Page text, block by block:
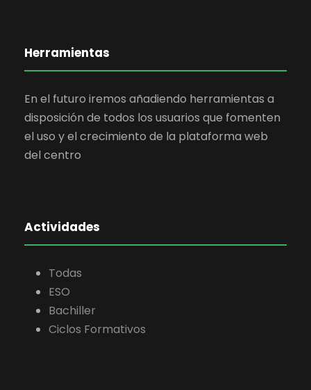
Herramientas
En el futuro iremos añadiendo herramientas a
disposición de todos los usuarios que fomenten
el uso y el crecimiento de la plataforma web
del centro
Actividades
Todas
ESO
Bachiller
Ciclos Formativos